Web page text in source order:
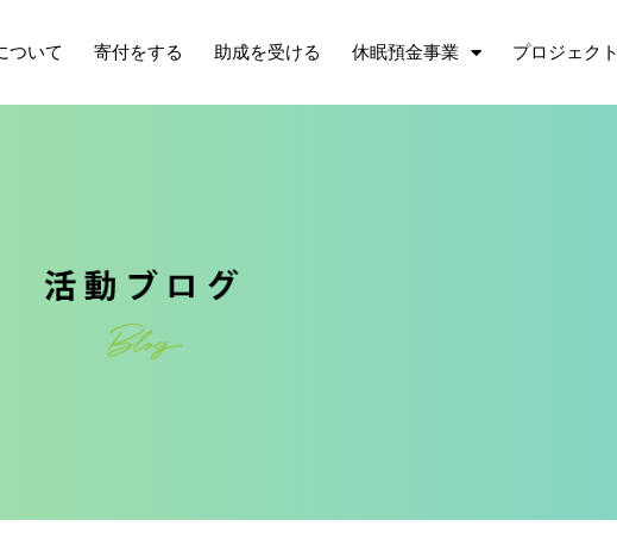
ついて 寄付をする 助成を受ける 休眠預金事業 プロジェクト